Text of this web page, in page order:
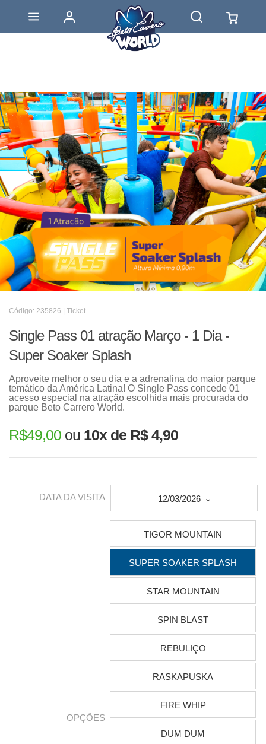
Código: 235826 | Ticket
Single Pass 01 atração Março - 1 Dia -
Super Soaker Splash
Aproveite melhor o seu dia e a adrenalina do maior parque
temático da América Latina! O Single Pass concede 01
acesso especial na atração escolhida mais procurada do
parque Beto Carrero World.
R$49,00 ou 10x de R$ 4,90
DATA DA VISITA 12/03/2026
OPÇÕES
TIGOR MOUNTAIN
SUPER SOAKER SPLASH
STAR MOUNTAIN
SPIN BLAST
REBULIÇO
RASKAPUSKA
FIRE WHIP
DUM DUM